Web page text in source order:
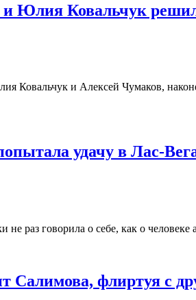
Юлия Ковальчук
Ковальчук и Алексей Чумаков,
удачу в Лас-
не раз говорила о себе, как о
Салимова, флиртуя с